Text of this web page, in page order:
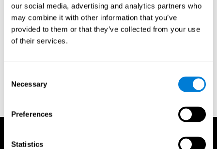
our social media, advertising and analytics partners who
may combine it with other information that you’ve
provided to them or that they’ve collected from your use
of their services.
Selection
Necessary
Preferences
Statistics
مراجع
Merten, T. (2004). A Short Version of the Hooper Visual
Organization Test: Reliability and Validity. Applied
neuropsychology, 11(2), 99-102.
https://doi.org/10.1207/s15324826an1102_5